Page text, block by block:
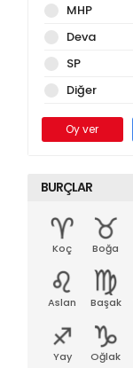
MHP
Deva
SP
Diğer
Oy ver
BURÇLAR
Koç Boğa
Aslan Başak
Yay Oğlak